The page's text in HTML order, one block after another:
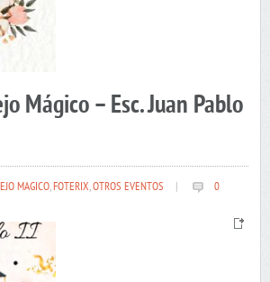
Mágico – Esc. Juan Pablo
MAGICO,FOTERIX,OTROS EVENTOS 0